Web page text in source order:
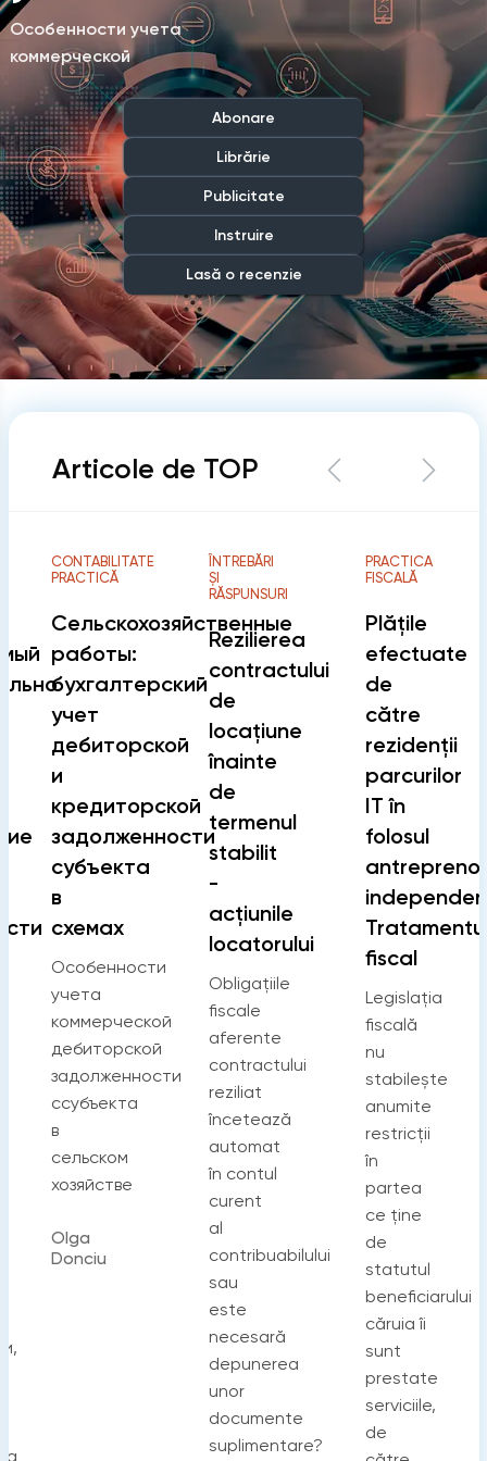
дебиторской
и
кредиторской
задолженности
субъекта в
схемах
Особенности учета
коммерческой
дебиторской
задолженности cсубъекта
в сельском хозяйстве
Abonare
Librărie
Publicitate
Instruire
Lasă o recenzie
Articole de TOP
CONTABILITATE
PRACTICĂ
Сельскохозяйственные
работы:
бухгалтерский
учет
дебиторской
и
кредиторской
задолженности
субъекта
в
схемах
Особенности
учета
коммерческой
дебиторской
задолженности
cсубъекта
в
сельском
хозяйстве
Olga
Donciu
ÎNTREBĂRI
ȘI
RĂSPUNSURI
Rezilierea
contractului
de
locațiune
înainte
de
termenul
stabilit
-
acțiunile
locatorului
Obligațiile
fiscale
aferente
contractului
reziliat
încetează
automat
în contul
curent
al
contribuabilului
sau
este
necesară
depunerea
unor
documente
suplimentare?
PRACTICA
FISCALĂ
Plățile
efectuate
de
către
rezidenții
parcurilor
IT în
folosul
fiscal
Legislația
fiscală
nu
stabilește
anumite
restricții
în
partea
ce ține
de
statutul
beneficiarului
căruia îi
sunt
prestate
serviciile,
de